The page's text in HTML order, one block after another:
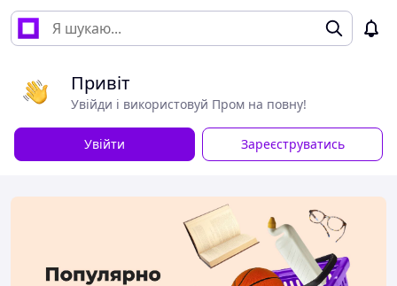
Привіт
Увійди і використовуй Пром на повну!
Увійти Зареєструватись